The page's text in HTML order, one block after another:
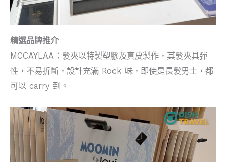
精選品牌推介
MCCAYLAA：髮夾以特製塑膠及真皮製作，其髮夾具彈
性，不易折斷，設計充滿 Rock 味，即使是長髮男士，都
可以 carry 到。